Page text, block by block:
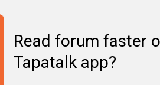
Read forum faster
Tapatalk app?